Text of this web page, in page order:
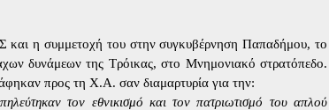
η συμμετοχή του στην συγκυβέρνηση Παπαδήμου, το
δυνάμεων της Τρόικας, στο Μνημονιακό στρατόπεδο.
προς τη Χ.Α. σαν διαμαρτυρία για την:
τον εθνικισμό και τον πατριωτισμό του απλού